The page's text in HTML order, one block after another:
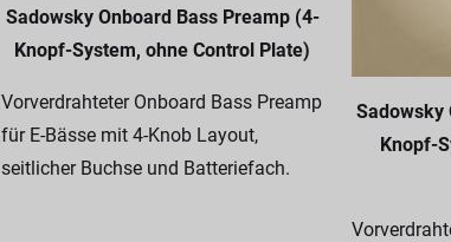
Sadowsky Onboard Bass Preamp (4-
Knopf-System, ohne Control Plate)
Vorverdrahteter Onboard Bass Preamp
für E-Bässe mit 4-Knob Layout,
seitlicher Buchse und Batteriefach.
Sadowsky
Knopf-